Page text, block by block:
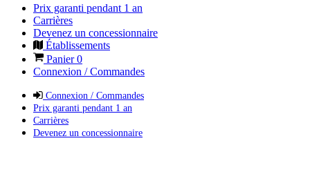
Prix garanti pendant 1 an
Carrières
Devenez un concessionnaire
Établissements
Panier0
Connexion / Commandes
Connexion / Commandes
Prix garanti pendant 1 an
Carrières
Devenez un concessionnaire